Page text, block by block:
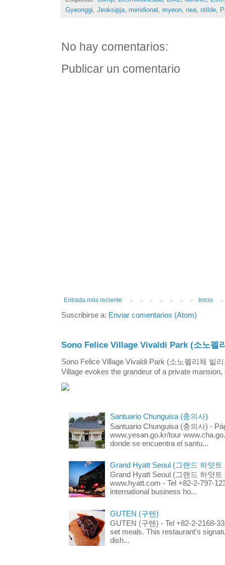
Gyeonggi Jeoksipja meridional myeon nea ntilde
No hay comentarios:
Publicar un comentario
Entrada más reciente Inicio
Suscribirse a: Enviar comentarios (Atom)
Sono Felice Village Vivaldi Park (소노펠
Sono Felice Village Vivaldi Park (소노펠리체 빌
Village evokes the grandeur of a private
Santuario Chunguisa (충의사)
Santuario Chunguisa (충의사) -
www.yesan.go.kr/tour
donde se encuentra el santu...
Grand Hyatt Seoul (그랜드 하얏트
Grand Hyatt Seoul (그랜드 하얏트
www.hyatt.com - Tel +82-2-797-
international business ho...
GUTEN (구텐)
GUTEN (구텐) - Tel +82-2-2168-
set meals. This restaurant's
dish...